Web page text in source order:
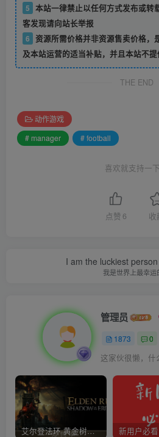
5 本站一律禁止以任何方式发布或转
客发现请向站长举报
6
资源所需价格并非资源售卖价格，
及本站运营的适当补贴，并且本站不提
THE END
动作游戏
# manager
# football
喜欢就支持一
点赞 6 收
I am the luckiest
我是世界上最幸运
管理员
1873 0
这家伙很懒，什
艾尔登法环 黄金树幽影